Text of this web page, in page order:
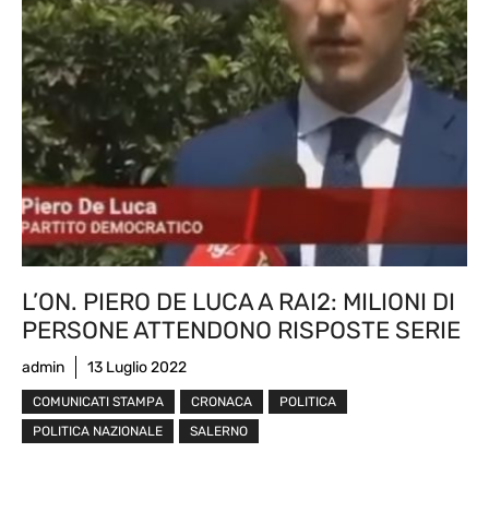
L’ON. PIERO DE LUCA A RAI2: MILIONI DI
PERSONE ATTENDONO RISPOSTE SERIE
admin 13 Luglio 2022
COMUNICATI STAMPA CRONACA
POLITICA
POLITICA NAZIONALE
SALERNO